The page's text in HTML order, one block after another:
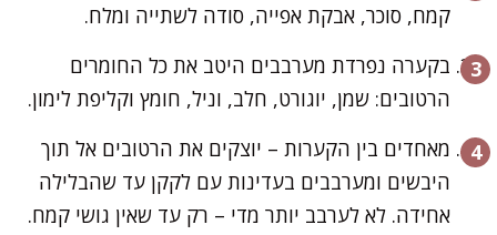
קמח, סוכר, אבקת אפייה, סודה לשתייה ומלח.
בקערה נפרדת מערבבים היטב את כל החומרים
הרטובים: שמן, יוגורט, חלב, וניל, חומץ וקליפת לימון.
מאחדים בין הקערות – יוצקים את הרטובים אל תוך
היבשים ומערבבים בעדינות עם לקקן עד שהבלילה
אחידה. לא לערבב יותר מדי – רק עד שאין גושי קמח.